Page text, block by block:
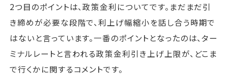
2つ目のポイントは、政策金利についてです。まだまだ引
き締めが必要な段階で、利上げ幅縮小を話し合う時期で
はないと言っています。一番のポイントとなったのは、ター
ミナルレートと言われる政策金利引き上げ上限が、どこま
で行くかに関するコメントです。